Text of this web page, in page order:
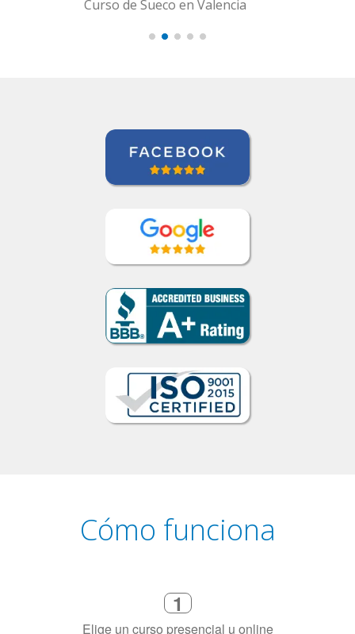
Cómo funciona
Elige un curso presencial u online